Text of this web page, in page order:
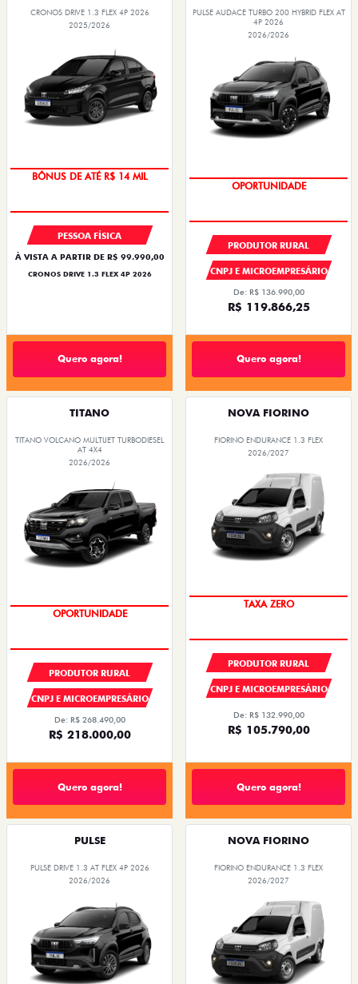
CRONOS DRIVE 1.3 FLEX 4P 2026
2025/2026
SUPERVALORIZAÇÃO DO USADO
PESSOA FÍSICA
À VISTA A PARTIR DE R$ 99.990,00
CRONOS DRIVE 1.3 FLEX 4P 2026
Quero agora!
PULSE AUDACE TURBO 200 HYBRID FLEX AT
4P 2026
2026/2026
OPORTUNIDADE
PRODUTOR RURAL
CNPJ E MICROEMPRESÁRIO
De: R$ 136.990,00
R$ 119.866,25
Quero agora!
TITANO
TITANO VOLCANO MULTIJET TURBODIESEL
AT 4X4
2026/2026
OPORTUNIDADE
PRODUTOR RURAL
CNPJ E MICROEMPRESÁRIO
De: R$ 268.490,00
R$ 218.000,00
Quero agora!
NOVA FIORINO
FIORINO ENDURANCE 1.3 FLEX
2026/2027
TAXA ZERO
PRODUTOR RURAL
CNPJ E MICROEMPRESÁRIO
De: R$ 132.990,00
R$ 105.790,00
Quero agora!
PULSE
PULSE DRIVE 1.3 AT FLEX 4P 2026
2026/2026
NOVA FIORINO
FIORINO ENDURANCE 1.3 FLEX
2026/2027